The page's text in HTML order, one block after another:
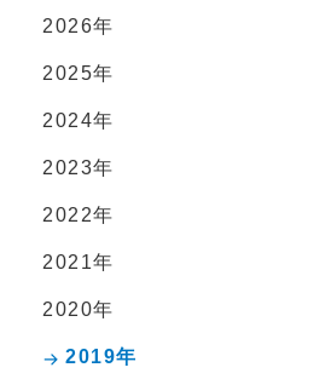
2026年
2025年
2024年
2023年
2022年
2021年
2020年
2019年